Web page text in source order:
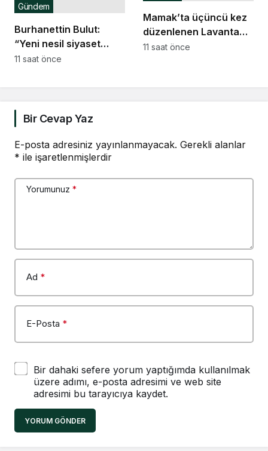
Burhanettin Bulut:
“Yeni nesil siyaset
vatandaşın her zaman
Gündem
11 saat önce
Mamak’ta üçüncü kez
düzenlenen Lavanta
Şenliği renkli
11 saat önce
Bir Cevap Yaz
E-posta adresiniz yayınlanmayacak. Gerekli alanlar
* ile işaretlenmişlerdir
Yorumunuz *
Ad *
E-Posta *
Bir dahaki sefere yorum yaptığımda kullanılmak
üzere adımı, e-posta adresimi ve web site
adresimi bu tarayıcıya kaydet.
YORUM GÖNDER